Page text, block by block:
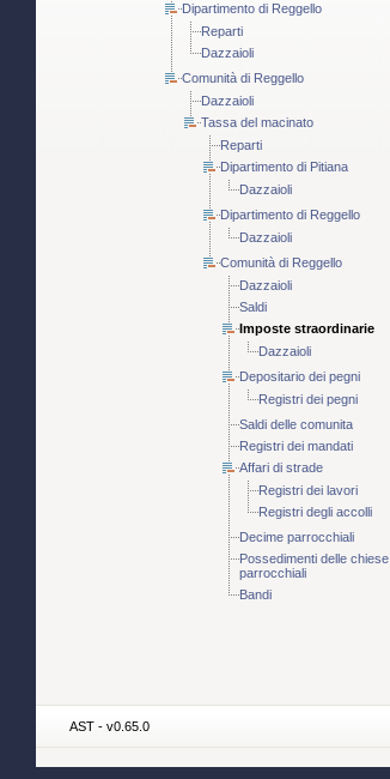
Dipartimento di Reggello
Reparti
Dazzaioli
Comunità di Reggello
Dazzaioli
Tassa del macinato
Reparti
Dipartimento di Pitiana
Dazzaioli
Dipartimento di Reggello
Dazzaioli
Comunità di Reggello
Dazzaioli
Saldi
Imposte straordinarie
Dazzaioli
Depositario dei pegni
Registri dei pegni
Saldi delle comunita
Registri dei mandati
Affari di strade
Registri dei lavori
Registri degli accolli
Decime parrocchiali
Possedimenti delle chiese
parrocchiali
Bandi
AST - v0.65.0